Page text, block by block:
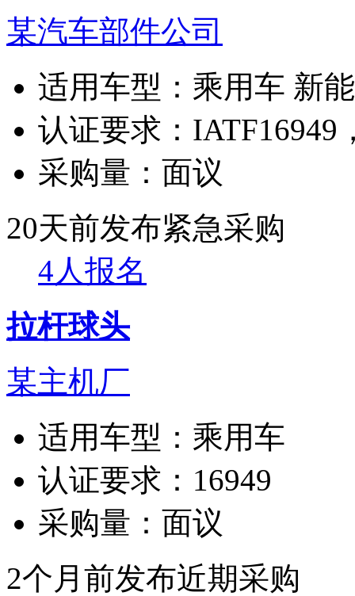
某汽车部件公司
适用车型： 乘用车 新
认证要求： IATF16949
采购量： 面议
20天前发布紧急采购
4人报名
拉杆球头
某主机厂
适用车型： 乘用车
认证要求： 16949
采购量： 面议
2个月前发布近期采购